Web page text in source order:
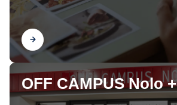
Scopri
OFF CAMPUS Nolo +